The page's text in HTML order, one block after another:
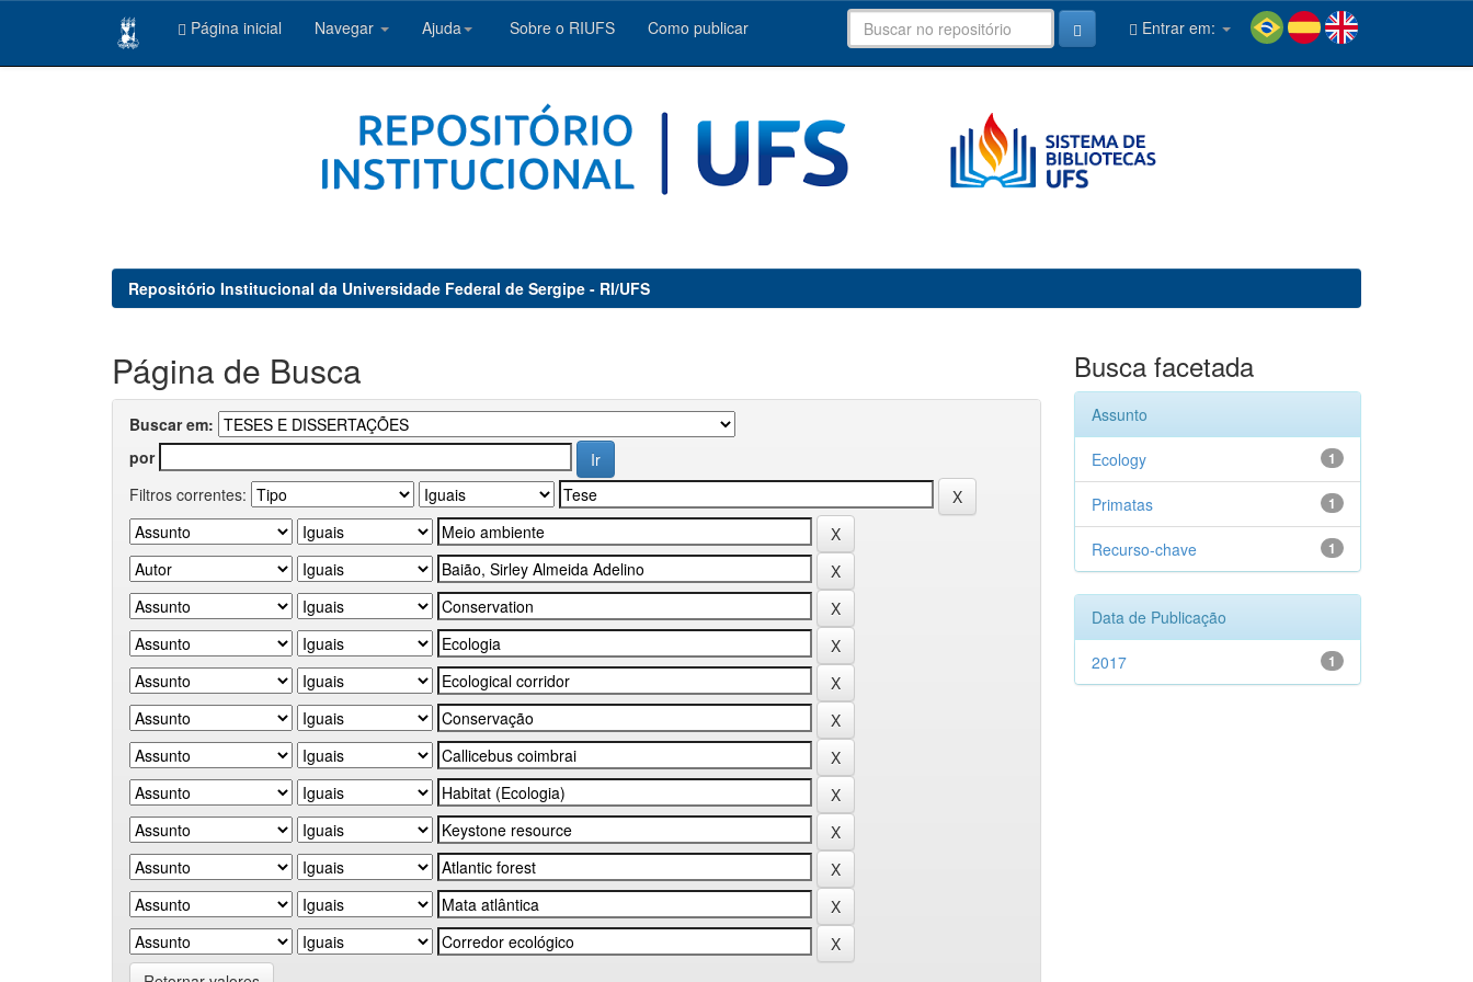
Página inicial Navegar Ajuda Sobre o RIUFS Como publicar Entrar em:
Repositório Institucional da Universidade Federal de Sergipe - RI/UFS
Página de Busca
Buscar em:
por
Filtros correntes:
Busca facetada
Assunto
1
Ecology
1
Primatas
1
Recurso-chave
Data de Publicação
1
2017